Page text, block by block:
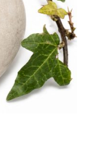
favoris